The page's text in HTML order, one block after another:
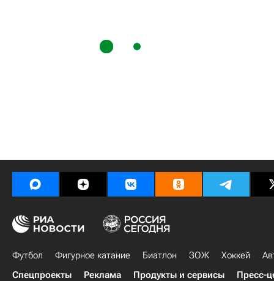
Футбол Фигурное катание Биатлон ЗОЖ Хоккей
Спецпроекты
Реклама Продукты и сервисы Пресс-